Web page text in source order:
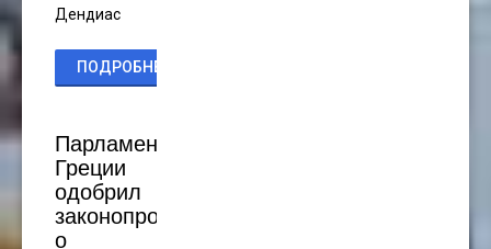
Дендиас
ПОДРОБНЕЕ...
Парламент
Греции
одобрил
законопроект
о